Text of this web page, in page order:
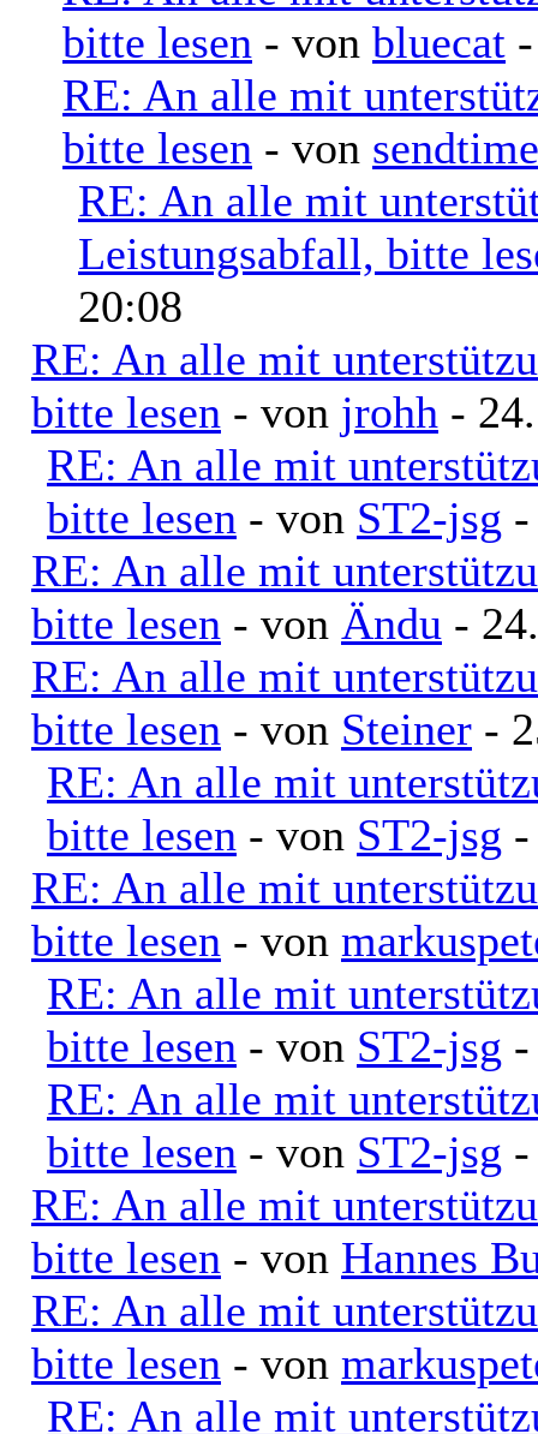
bitte lesen - von bluecat
RE: An alle mit
bitte lesen - von sendtime
RE: An alle mit
Leistungsabfall, bitte
20:08
RE: An alle mit
bitte lesen - von jrohh -
RE: An alle mit
bitte lesen - von ST2-jsg
RE: An alle mit
bitte lesen - von Ändu -
RE: An alle mit
bitte lesen - von Steiner -
RE: An alle mit
bitte lesen - von ST2-jsg
RE: An alle mit
bitte lesen - von
RE: An alle mit
bitte lesen - von ST2-jsg
RE: An alle mit
bitte lesen - von ST2-jsg
RE: An alle mit
bitte lesen - von Hannes
RE: An alle mit
bitte lesen - von
RE: An alle mit